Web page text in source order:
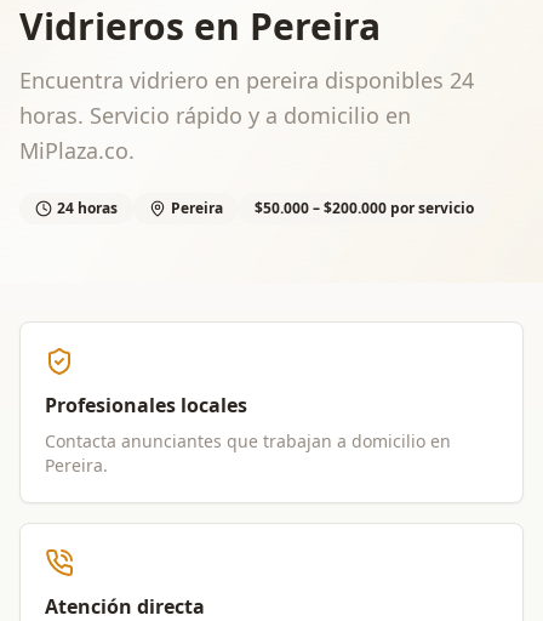
Vidrieros en Pereira
Encuentra vidriero en pereira disponibles 24
horas. Servicio rápido y a domicilio en
MiPlaza.co.
24 horas Pereira $50.000 – $200.000 por servicio
Profesionales locales
Contacta anunciantes que trabajan a domicilio en
Pereira.
Atención directa